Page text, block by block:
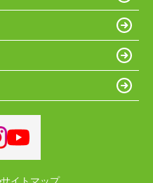
サイトマップ